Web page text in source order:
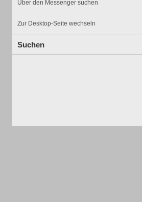
Über den Messenger suchen
Zur Desktop-Seite wechseln
Suchen